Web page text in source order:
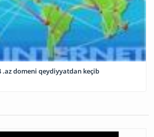
.az domeni qeydiyyatdan keçib